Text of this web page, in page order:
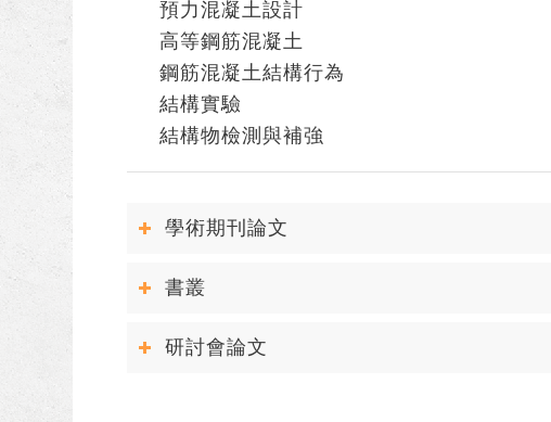
預力混凝土設計
高等鋼筋混凝土
鋼筋混凝土結構行為
結構實驗
結構物檢測與補強
學術期刊論文
書叢
研討會論文